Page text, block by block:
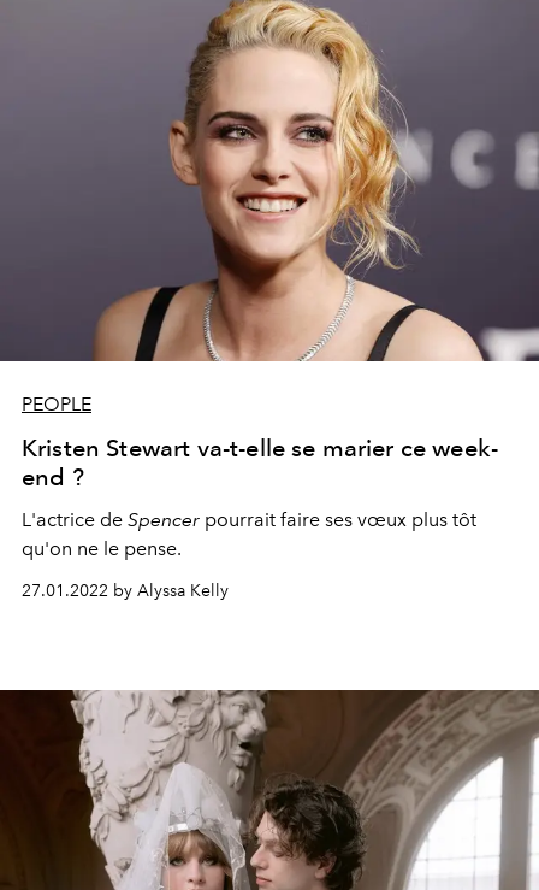
PEOPLE
Kristen Stewart va-t-elle se marier ce week-
end ?
L'actrice de Spencer pourrait faire ses vœux plus tôt
qu'on ne le pense.
27.01.2022 by Alyssa Kelly